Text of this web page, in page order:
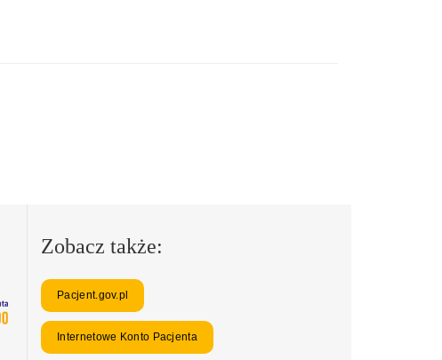
Zobacz także:
Pacjent.gov.pl
Internetowe Konto Pacjenta